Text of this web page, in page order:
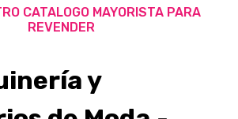
CATALOGO MAYORISTA PARA
REVENDER
y